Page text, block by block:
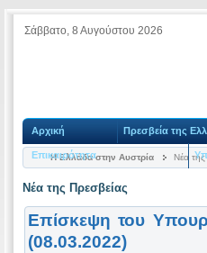
Σάββατο, 8 Αυγούστου 2026
Αρχική Πρεσβεία της
Επικαιρότητα
Η Ελλάδα στην Αυστρία Νέα της
Νέα της Πρεσβείας
Επίσκεψη του
(08.03.2022)